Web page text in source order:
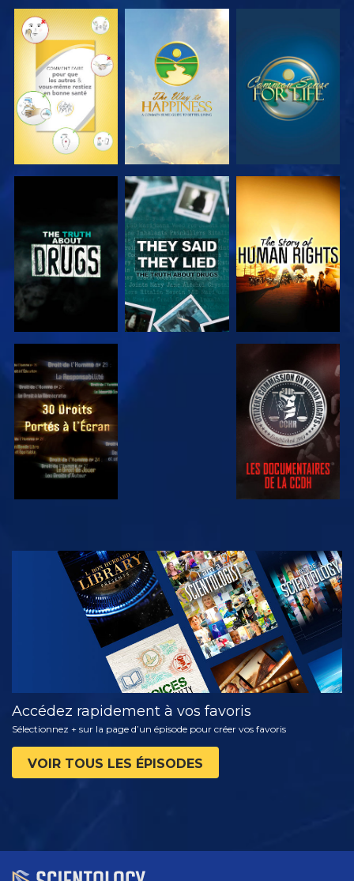
REGARDER REGARDER REGARDER
REGARDER REGARDER
REGARDER REGARDER
REGARDER
DÉCOUVRIR
LES SÉRIES
Accédez rapidement à vos favoris
Sélectionnez + sur la page d’un épisode pour créer vos favoris
VOIR TOUS LES ÉPISODES